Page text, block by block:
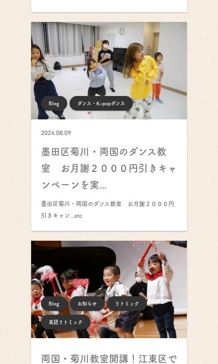
Blog ダンス・K-popダンス
2024.08.09
墨田区菊川・両国のダンス教
室 お月謝２０００円引きキャ
ンペーンを実...
墨田区菊川・両国のダンス教室 お月謝２０００円
引きキャン...etc
Blog お知らせ リトミック
英語リトミック
両国・菊川教室開講！江東区で